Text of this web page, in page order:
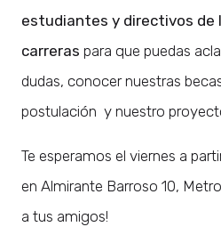
estudiantes y directivos de
carreras para que puedas
dudas, conocer nuestras
postulación y nuestro
Te esperamos el viernes a
en Almirante Barroso 10,
a tus amigos!